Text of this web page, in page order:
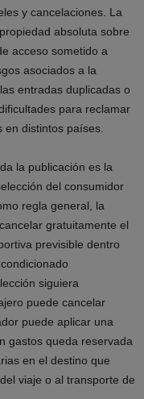
y cancelaciones. La
absoluta sobre
acceso sometido a
asociados a la
entradas duplicadas o
para reclamar
en distintos países.
la publicación es la
del consumidor
regla general, la
gratuitamente el
previsible dentro
siguiera
puede cancelar
puede aplicar una
gastos queda reservada
en el destino que
viaje o al transporte de